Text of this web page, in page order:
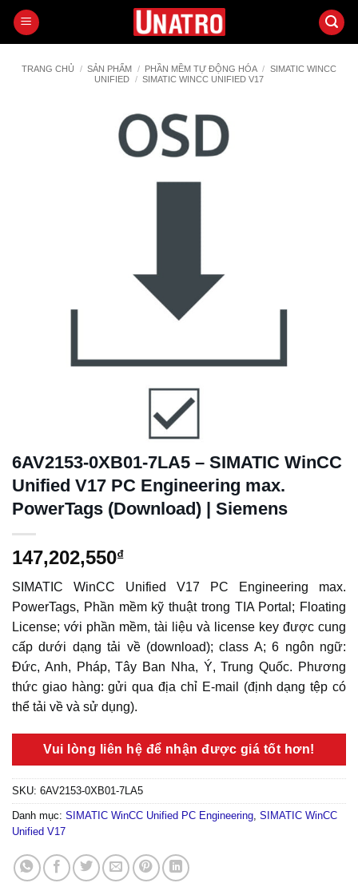
qua
dungTRANG CHỦ / SẢN PHẨM / PHẦN MỀM TỰ ĐỘNG HÓA / SIMATIC WINCC
UNIFIED / SIMATIC WINCC UNIFIED V17
6AV2153-0XB01-7LA5 – SIMATIC WinCC
Unified V17 PC Engineering max.
PowerTags (Download) | Siemens
147,202,550₫
SIMATIC WinCC Unified V17 PC Engineering max.
PowerTags, Phần mềm kỹ thuật trong TIA Portal; Floating
License; với phần mềm, tài liệu và license key được cung
cấp dưới dạng tải về (download); class A; 6 ngôn ngữ:
Đức, Anh, Pháp, Tây Ban Nha, Ý, Trung Quốc. Phương
thức giao hàng: gửi qua địa chỉ E-mail (định dạng tệp có
thể tải về và sử dụng).
Vui lòng liên hệ để nhận được giá tốt hơn!
SKU: 6AV2153-0XB01-7LA5
Danh mục: SIMATIC WinCC Unified PC Engineering SIMATIC WinCC
Unified V17